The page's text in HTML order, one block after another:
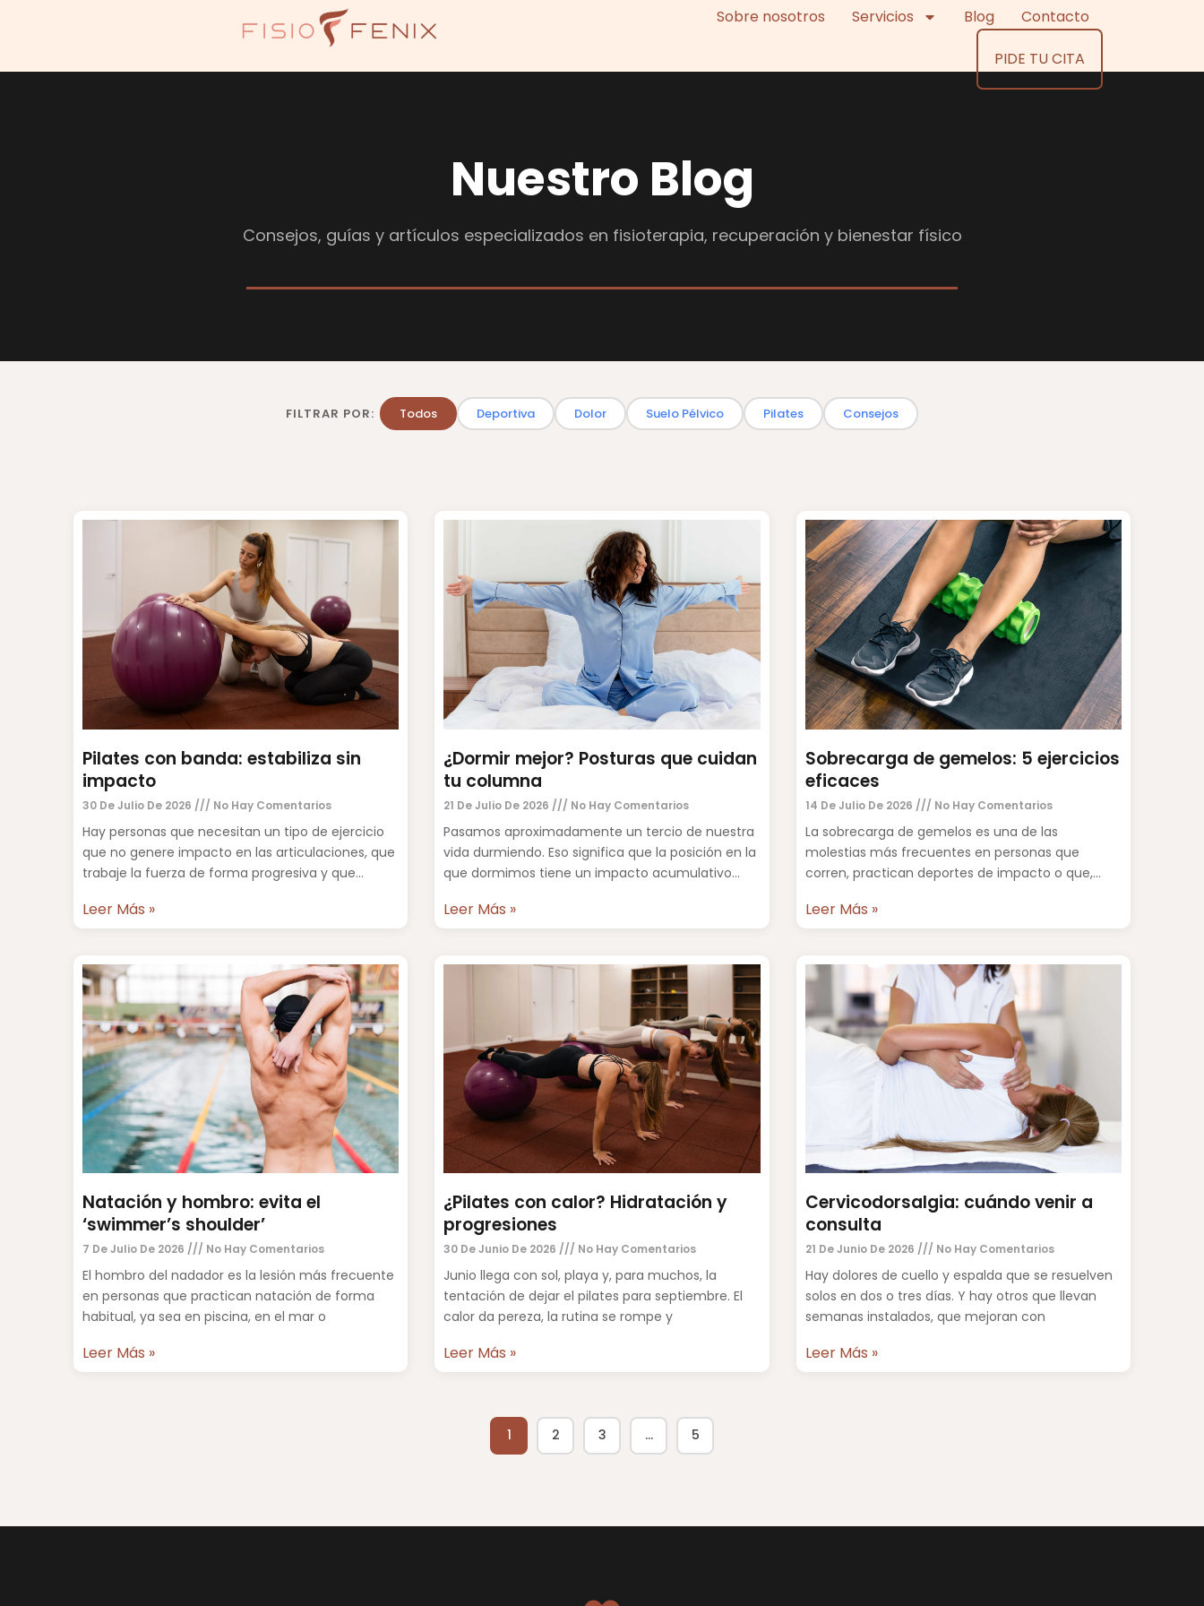
Sobre nosotros Servicios Blog Contacto
PIDE TU CITA
Nuestro Blog
Consejos, guías y artículos especializados en fisioterapia, recuperación y bienestar físico
FILTRAR POR: Todos Deportiva Dolor Suelo Pélvico Pilates Consejos
Pilates con banda: estabiliza sin
impacto
30 De Julio De 2026 No Hay Comentarios
Hay personas que necesitan un tipo de ejercicio
que no genere impacto en las articulaciones, que
trabaje la fuerza de forma progresiva y que
Leer Más »
¿Dormir mejor? Posturas que cuidan
tu columna
21 De Julio De 2026 No Hay Comentarios
Pasamos aproximadamente un tercio de nuestra
vida durmiendo. Eso significa que la posición en la
que dormimos tiene un impacto acumulativo
Leer Más »
Sobrecarga de gemelos: 5 ejercicios
eficaces
14 De Julio De 2026 No Hay Comentarios
La sobrecarga de gemelos es una de las
molestias más frecuentes en personas que
corren, practican deportes de impacto o que,
Leer Más »
Natación y hombro: evita el
‘swimmer’s shoulder’
7 De Julio De 2026 No Hay Comentarios
El hombro del nadador es la lesión más frecuente
en personas que practican natación de forma
habitual, ya sea en piscina, en el mar o
Leer Más »
¿Pilates con calor? Hidratación y
progresiones
30 De Junio De 2026 No Hay Comentarios
Junio llega con sol, playa y, para muchos, la
tentación de dejar el pilates para septiembre. El
calor da pereza, la rutina se rompe y
Leer Más »
Cervicodorsalgia: cuándo venir a
consulta
21 De Junio De 2026 No Hay Comentarios
Hay dolores de cuello y espalda que se resuelven
solos en dos o tres días. Y hay otros que llevan
semanas instalados, que mejoran con
Leer Más »
1 2 3 … 5